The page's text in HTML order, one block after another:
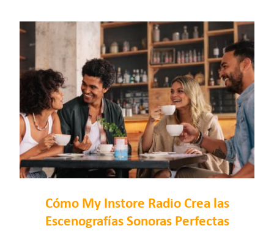
Cómo My Instore Radio Crea las
Escenografías Sonoras Perfectas